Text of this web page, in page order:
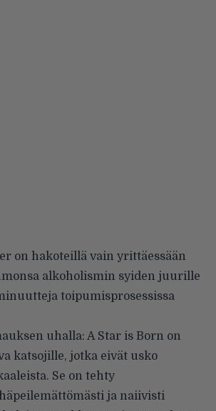
on hakoteillä vain yrittäessään
alkoholismin syiden juurille
toipumisprosessissa
uhalla: A Star is Born on
katsojille, jotka eivät usko
Se on tehty
ja naiivisti